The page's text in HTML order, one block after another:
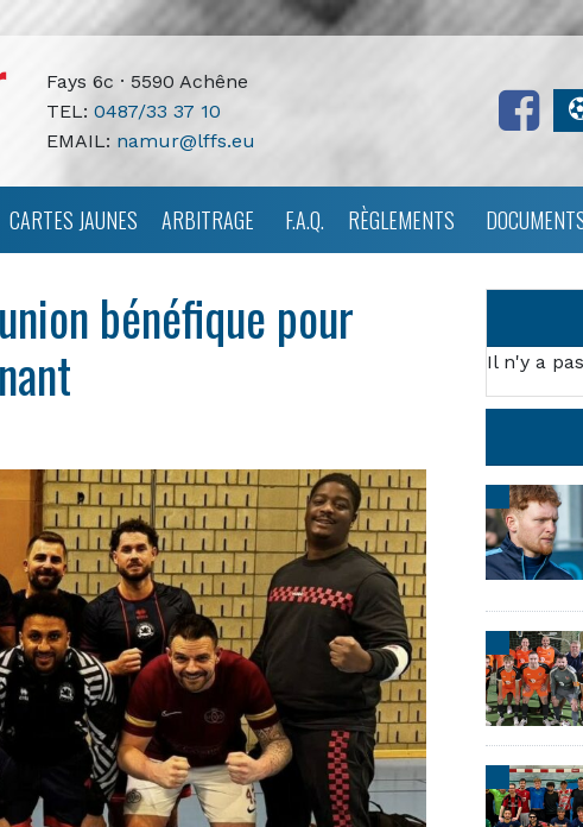
Fays 6c · 5590 Achêne
TEL: 0487/33 37 10
EMAIL: namur@lffs.eu
CARTES JAUNES ARBITRAGE F.A.Q. RÈGLEMENTS
bénéfique pour
Il n'y a